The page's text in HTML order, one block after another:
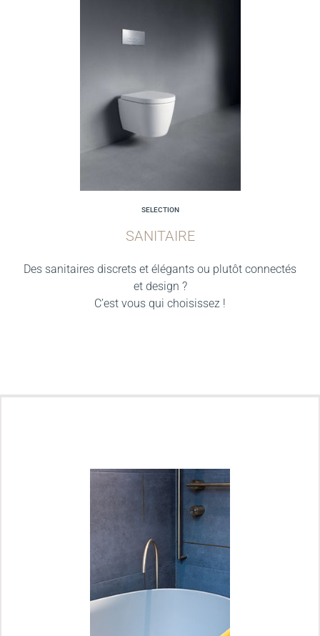
SELECTION
SANITAIRE
Des sanitaires discrets et élégants ou plutôt connectés
et design ?
C’est vous qui choisissez !